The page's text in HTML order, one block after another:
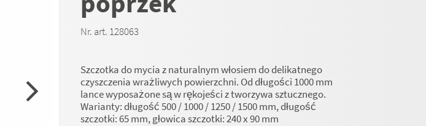
Nr. art. 128063
Szczotka do mycia z naturalnym włosiem do delikatnego
czyszczenia wrażliwych powierzchni. Od długości 1000 mm
lance wyposażone są w rękojeści z tworzywa sztucznego.
Warianty: długość 500 / 1000 / 1250 / 1500 mm, długość
szczotki: 65 mm, głowica szczotki: 240 x 90 mm